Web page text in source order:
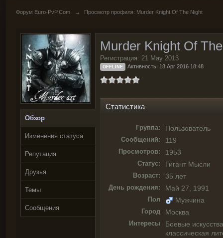
Форум Euro-PvP.Com → Просмотр профиля: Murder Knight Of The Night
Обзор
Изменения статуса
Репутация
Друзья
Темы
Сообщения
Murder Knight Of
Регистрация: 21 May 2013
OFFLINE Активность: 18 Apr 2016 18:48
Статистика
Группа: Пользователь
Сообщений: 119
Просмотров: 1953
Статус: Гигант Мысли
Возраст: 35 лет
День рождения: Май 27, 1991
Пол Мужчина
Город Москва
Интересы
Боевые
классическая